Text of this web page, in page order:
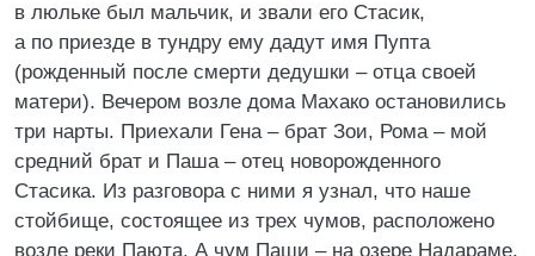
в люльке был мальчик, и звали его Стасик,
а по приезде в тундру ему дадут имя Пупта
(рожденный после смерти дедушки – отца своей
матери). Вечером возле дома Махако остановились
три нарты. Приехали Гена – брат Зои, Рома – мой
средний брат и Паша – отец новорожденного
Стасика. Из разговора с ними я узнал, что наше
стойбище, состоящее из трех чумов, расположено
возле реки Паюта. А чум Паши – на озере Надараме,